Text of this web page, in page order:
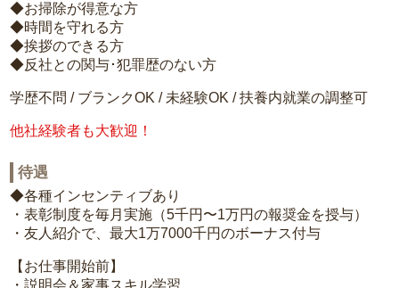
◆お掃除が得意な方
◆時間を守れる方
◆挨拶のできる方
◆反社との関与･犯罪歴のない方
学歴不問 / ブランクOK / 未経験OK / 扶養内就業の調整可
他社経験者も大歓迎！
待遇
◆各種インセンティブあり
・表彰制度を毎月実施（5千円〜1万円の報奨金を授与）
・友人紹介で、最大1万7000千円のボーナス付与
【お仕事開始前】